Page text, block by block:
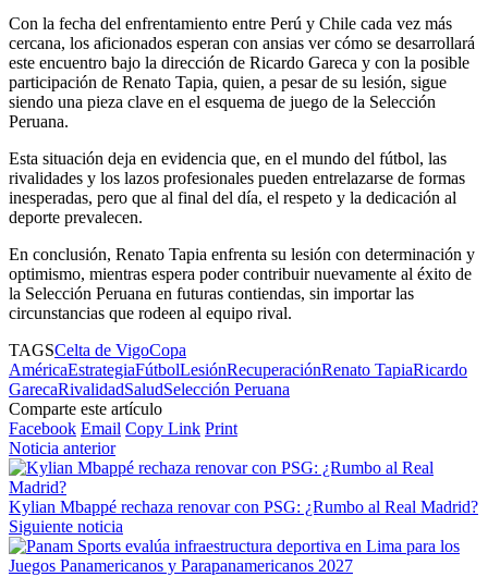
Con la fecha del enfrentamiento entre Perú y Chile cada vez más
cercana, los aficionados esperan con ansias ver cómo se desarrollará
este encuentro bajo la dirección de Ricardo Gareca y con la posible
participación de Renato Tapia, quien, a pesar de su lesión, sigue
siendo una pieza clave en el esquema de juego de la Selección
Peruana.
Esta situación deja en evidencia que, en el mundo del fútbol, las
rivalidades y los lazos profesionales pueden entrelazarse de formas
inesperadas, pero que al final del día, el respeto y la dedicación al
deporte prevalecen.
En conclusión, Renato Tapia enfrenta su lesión con determinación y
optimismo, mientras espera poder contribuir nuevamente al éxito de
la Selección Peruana en futuras contiendas, sin importar las
circunstancias que rodeen al equipo rival.
TAGSCelta de VigoCopa
AméricaEstrategiaFútbolLesiónRecuperaciónRenato TapiaRicardo
GarecaRivalidadSaludSelección Peruana
Comparte este artículo
Facebook Email Copy Link Print
Noticia anterior
Kylian Mbappé rechaza renovar con PSG: ¿Rumbo al Real Madrid?
Siguiente noticia